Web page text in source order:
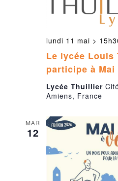
Le lycée
participe à Mai
lundi 11 mai >
Lycée Thuillier
Amiens, France
MAR
12